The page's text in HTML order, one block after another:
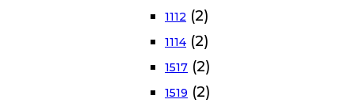
1112 (2)
1114 (2)
1517 (2)
1519 (2)